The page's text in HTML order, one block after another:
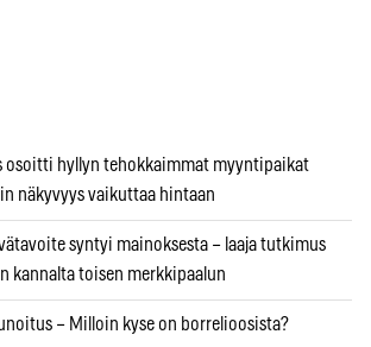
osoitti hyllyn tehokkaimmat myyntipaikat
näkyvyys vaikuttaa hintaan
syntyi mainoksesta – laaja tutkimus
kannalta toisen merkkipaalun
– Milloin kyse on borrelioosista?